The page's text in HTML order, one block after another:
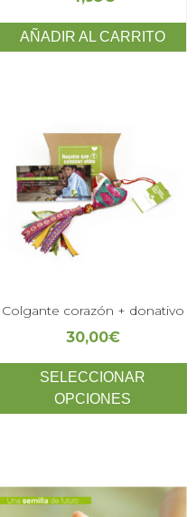
AÑADIR AL CARRITO
Colgante corazón + donativo
30,00€
SELECCIONAR
OPCIONES